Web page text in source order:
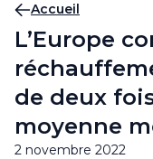
Fil
d'Ariane
Accueil
L’Europe
de deux
moyenne
2 novembre 2022